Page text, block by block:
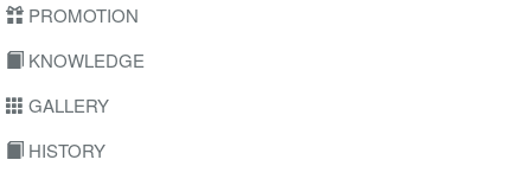
PROMOTION
KNOWLEDGE
GALLERY
HISTORY